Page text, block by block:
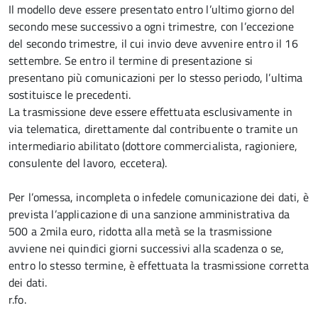
Il modello deve essere presentato entro l’ultimo giorno del
secondo mese successivo a ogni trimestre, con l’eccezione
del secondo trimestre, il cui invio deve avvenire entro il 16
settembre. Se entro il termine di presentazione si
presentano più comunicazioni per lo stesso periodo, l’ultima
sostituisce le precedenti.
La trasmissione deve essere effettuata esclusivamente in
via telematica, direttamente dal contribuente o tramite un
intermediario abilitato (dottore commercialista, ragioniere,
consulente del lavoro, eccetera).
Per l’omessa, incompleta o infedele comunicazione dei dati, è
prevista l’applicazione di una sanzione amministrativa da
500 a 2mila euro, ridotta alla metà se la trasmissione
avviene nei quindici giorni successivi alla scadenza o se,
entro lo stesso termine, è effettuata la trasmissione corretta
dei dati.
r.fo.